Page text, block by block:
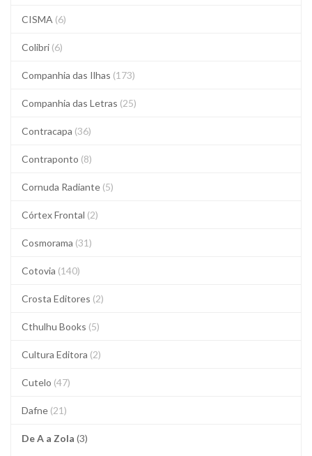
CISMA (6)
Colibri (6)
Companhia das Ilhas (173)
Companhia das Letras (25)
Contracapa (36)
Contraponto (8)
Cornuda Radiante (5)
Córtex Frontal (2)
Cosmorama (31)
Cotovia (140)
Crosta Editores (2)
Cthulhu Books (5)
Cultura Editora (2)
Cutelo (47)
Dafne (21)
De A a Zola (3)